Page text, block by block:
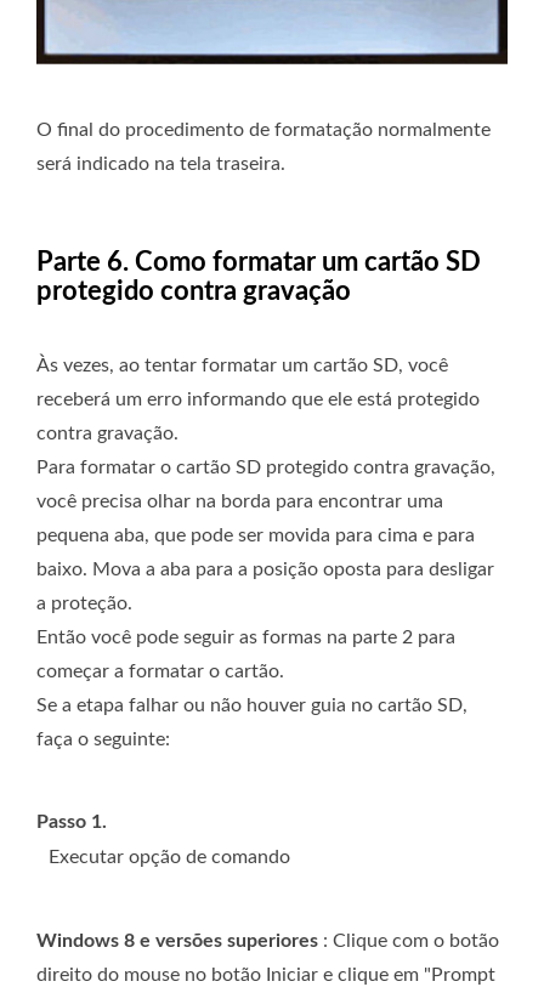
O final do procedimento de formatação normalmente
será indicado na tela traseira.
Parte 6. Como formatar um cartão SD
protegido contra gravação
Às vezes, ao tentar formatar um cartão SD, você
receberá um erro informando que ele está protegido
contra gravação.
Para formatar o cartão SD protegido contra gravação,
você precisa olhar na borda para encontrar uma
pequena aba, que pode ser movida para cima e para
baixo. Mova a aba para a posição oposta para desligar
a proteção.
Então você pode seguir as formas na parte 2 para
começar a formatar o cartão.
Se a etapa falhar ou não houver guia no cartão SD,
faça o seguinte:
Passo 1.
Executar opção de comando
Windows 8 e versões superiores : Clique com o botão
direito do mouse no botão Iniciar e clique em "Prompt